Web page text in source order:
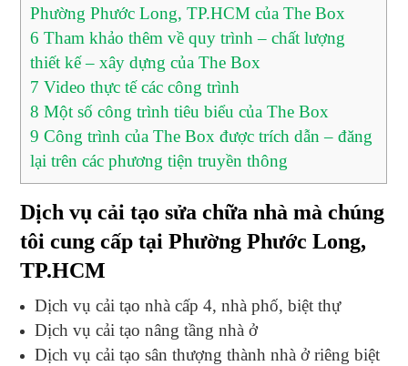
Phường Phước Long, TP.HCM của The Box
6 Tham khảo thêm về quy trình – chất lượng
thiết kế – xây dựng của The Box
7 Video thực tế các công trình
8 Một số công trình tiêu biểu của The Box
9 Công trình của The Box được trích dẫn – đăng
lại trên các phương tiện truyền thông
Dịch vụ cải tạo sửa chữa nhà mà chúng
tôi cung cấp tại Phường Phước Long,
TP.HCM
Dịch vụ cải tạo nhà cấp 4, nhà phố, biệt thự
Dịch vụ cải tạo nâng tầng nhà ở
Dịch vụ cải tạo sân thượng thành nhà ở riêng biệt